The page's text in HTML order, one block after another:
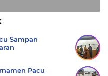
Sampan
Pacu